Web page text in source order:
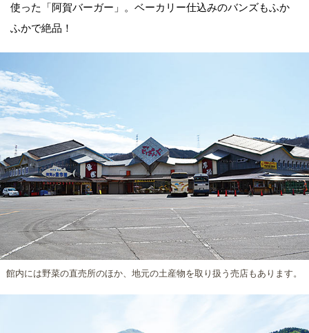
使った「阿賀バーガー」。ベーカリー仕込みのバンズもふか
ふかで絶品！
館内には野菜の直売所のほか、地元の土産物を取り扱う売店もあります。